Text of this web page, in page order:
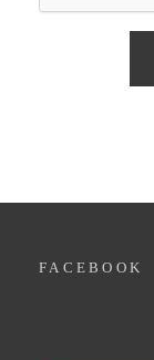
FACEBOOK